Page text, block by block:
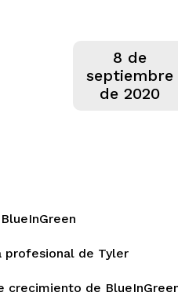
8 de
septiembre
de 2020
profesional de Tyler
crecimiento de